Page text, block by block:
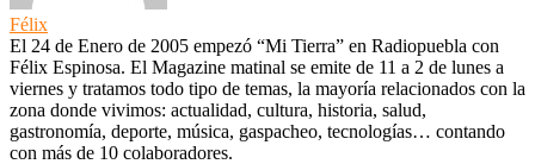
Félix
El 24 de Enero de 2005 empezó “Mi Tierra” en Radiopuebla con
Félix Espinosa. El Magazine matinal se emite de 11 a 2 de lunes a
viernes y tratamos todo tipo de temas, la mayoría relacionados con la
zona donde vivimos: actualidad, cultura, historia, salud,
gastronomía, deporte, música, gaspacheo, tecnologías… contando
con más de 10 colaboradores.